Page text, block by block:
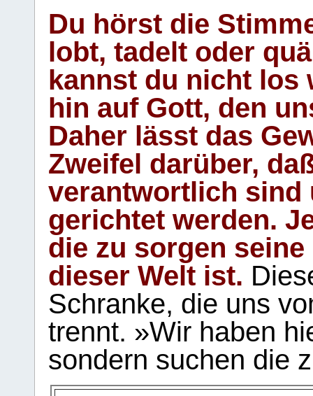
Du hörst die
lobt, tadelt oder
kannst du nicht los
hin auf Gott, den
Daher lässt das
Zweifel darüber,
verantwortlich sind
gerichtet werden.
die zu sorgen
dieser Welt ist.
Schranke, die uns
trennt. »Wir haben
sondern suchen die